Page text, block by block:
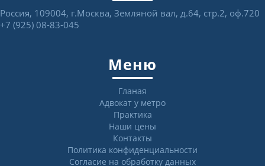
Россия, 109004, г.Москва, Земляной вал, д.64, стр.2, оф.720
+7 (925) 08-83-045
Меню
Гланая
Адвокат у метро
Практика
Наши цены
Контакты
Политика конфиденциальности
Согласие на обработку данных